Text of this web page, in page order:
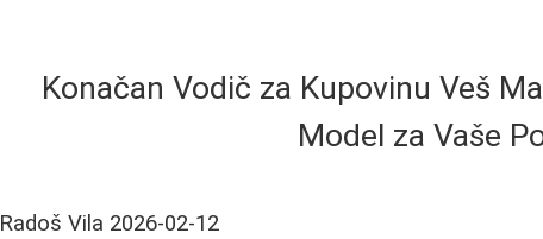
Konačan Vodič za Kupovinu Veš
Model za Vaše
Radoš Vila 2026-02-12